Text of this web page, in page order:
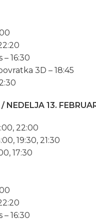
16:30
3D – 18:45
NEDELJA 13.
22:00
19:30, 21:30
17:30
16:30